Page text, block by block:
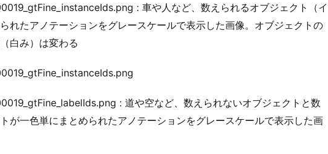
: 車や人など、数えられるオブジェクト（イ
れたアノテーションをグレースケールで表示した画像。オブジェクトの
白み）は変わる
: 道や空など、数えられないオブジェクトと数
が一色単にまとめられたアノテーションをグレースケールで表示した画